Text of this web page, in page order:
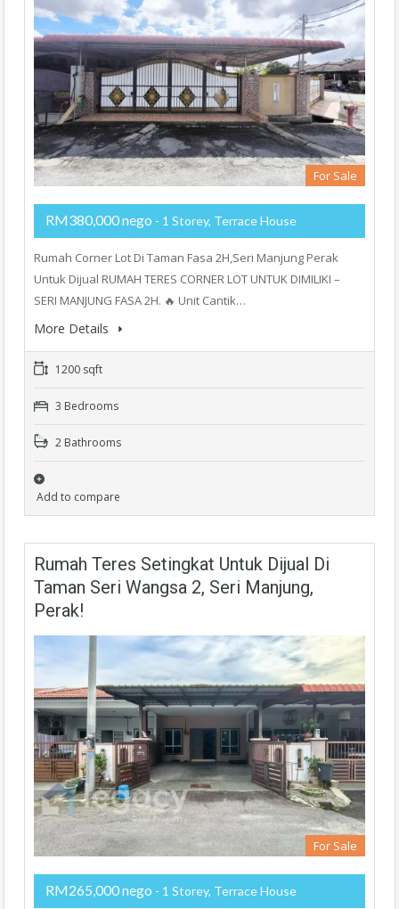
For Sale
RM380,000 nego - 1 Storey, Terrace House
Rumah Corner Lot Di Taman Fasa 2H,Seri Manjung Perak
Untuk Dijual RUMAH TERES CORNER LOT UNTUK DIMILIKI –
SERI MANJUNG FASA 2H. 🔥 Unit Cantik…
More Details
1200 sqft
3 Bedrooms
2 Bathrooms
Add to compare
Rumah Teres Setingkat Untuk Dijual Di
Taman Seri Wangsa 2, Seri Manjung,
Perak!
For Sale
RM265,000 nego - 1 Storey, Terrace House